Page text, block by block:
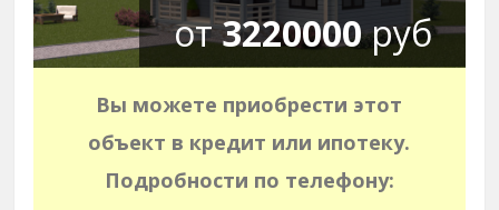
от3220000руб
Вы можете приобрести этот
объект в кредит или ипотеку.
Подробности по телефону: